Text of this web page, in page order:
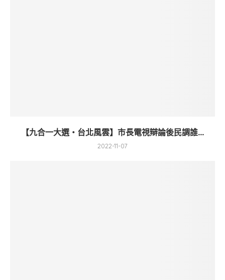
【九合一大選・台北風雲】市長電視辯論後民調誰...
2022-11-07